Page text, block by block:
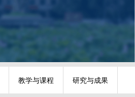
教学与课程 研究与成果